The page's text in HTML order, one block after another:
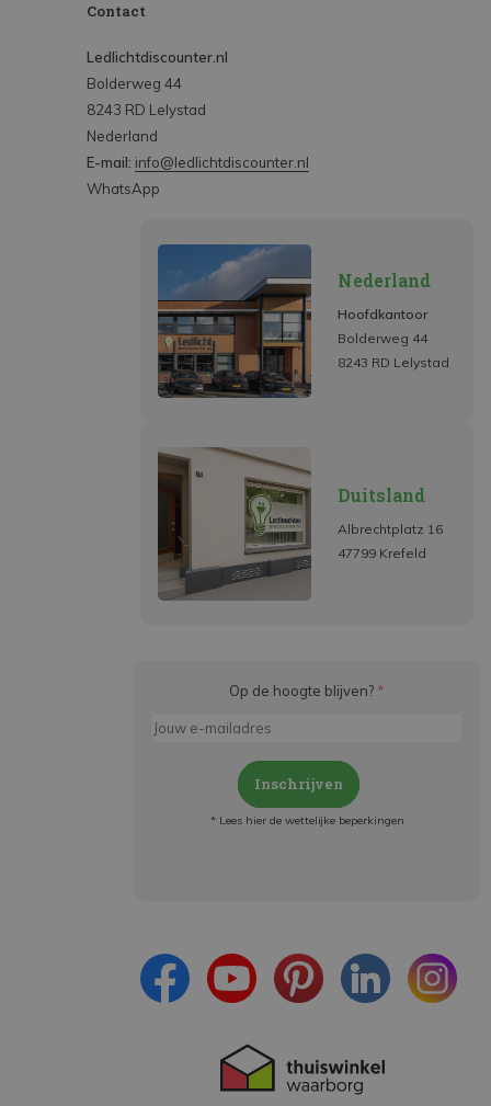
Contact
Ledlichtdiscounter.nl
Bolderweg 44
8243 RD Lelystad
Nederland
E-mail: info@ledlichtdiscounter.nl
WhatsApp
Nederland
Hoofdkantoor
Bolderweg 44
8243 RD Lelystad
Duitsland
Albrechtplatz 16
47799 Krefeld
Op de hoogte blijven? *
Inschrijven
* Lees hier de wettelijke beperkingen